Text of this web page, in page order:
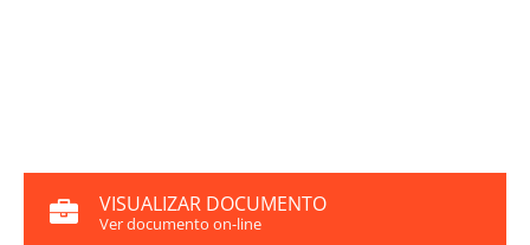
VISUALIZAR DOCUMENTO
Ver documento on-line